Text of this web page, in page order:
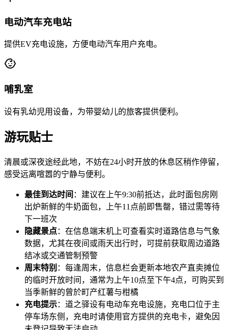
电动汽车充电站
提供EV充电设施，方便电动汽车用户充电。
哺乳室
设有乳幼児用设备，为带婴幼儿的旅客提供便利。
游玩贴士
清晨或深夜途经此地，不妨在24小时开放的休息区稍作停留，
感受远离喧嚣的宁静与便利。
最佳到达时间 ：建议在上午9:30前抵达，此时面包房刚
出炉新鲜的牛奶面包，上午11点前即售罄，错过需等待
下一班次
隐藏景点：在信息端末机上可查看实时道路信息与气象
数据，尤其在夜间或雨天出行时，可提前获取周边道路
结冰或交通管制预警
周末特别 ：每逢周末，信息栏会更新本地农产直卖摊位
的临时开放时间，通常为上午10点至下午4点，可购买到
当季新鲜的曾於町产红薯与柑橘
充电提示：道之驿设有电动车充电设施，充电口位于主
停车场东侧，充电时请使用官方提供的充电卡，避免因